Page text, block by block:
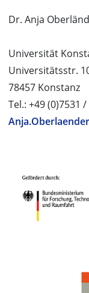
Dr. Anja
Universität
Universitätsstr.
78457 Konstanz
Tel.: +49 (0)7531